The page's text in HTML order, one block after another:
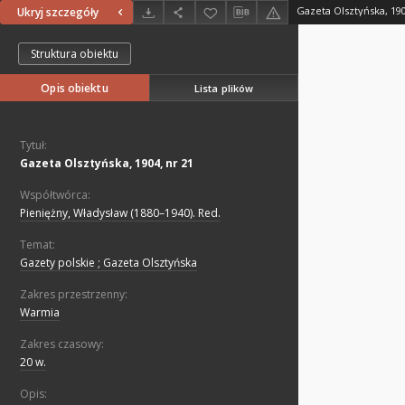
Ukryj szczegóły Gazeta Olsztyńska,
Struktura obiektu
Opis obiektu Lista plików
Tytuł:
Gazeta Olsztyńska, 1904, nr 21
Współtwórca:
Pieniężny, Władysław (1880–1940). Red.
Temat:
Gazety polskie ; Gazeta Olsztyńska
Zakres przestrzenny:
Warmia
Zakres czasowy:
20 w.
Opis: